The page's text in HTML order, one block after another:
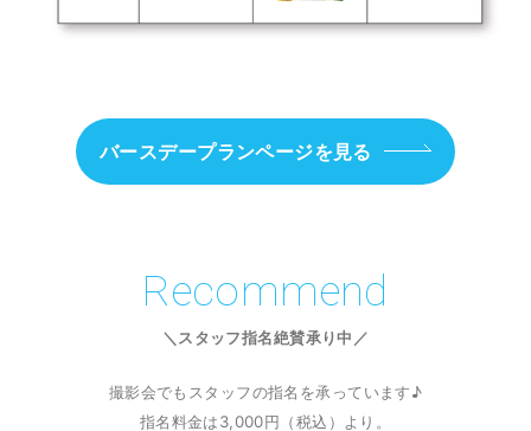
バースデープランページを見る
Recommend
＼スタッフ指名絶賛承り中／
撮影会でもスタッフの指名を承っています♪
指名料金は3,000円（税込）より。